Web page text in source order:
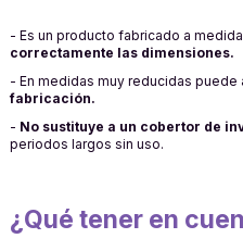
- Es un producto fabricado a
correctamente las dimensiones.
- En medidas muy reducidas puede
fabricación.
- No sustituye a un cobertor de
periodos largos sin uso.
¿Qué tener en